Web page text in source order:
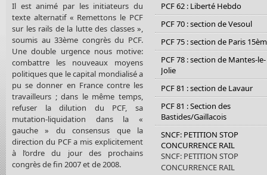
Il est animé par les initiateurs du
texte alternatif « Remettons le PCF
sur les rails de la lutte des classes »,
soumis au 33ème congrès du PCF.
Une double urgence nous motive:
combattre les nouveaux moyens
politiques que le capital mondialisé a
pu se donner en France contre les
travailleurs ; dans le même temps,
refuser la dilution du PCF, sa
mutation-liquidation dans la «
gauche » du consensus que la
direction du PCF a mis explicitement
à l’ordre du jour des prochains
congrès de fin 2007 et de 2008.
PCF 62 : Liberté Hebdo
PCF 70 : section de Vesoul
PCF 75 : section de Paris
PCF 78 : section de Mantes-le-
Jolie
PCF 81 : section de Lavaur
PCF 81 : Section des
Bastides/Gaillacois
SNCF: PETITION STOP
CONCURRENCE RAIL
SNCF: PETITION STOP
CONCURRENCE RAIL